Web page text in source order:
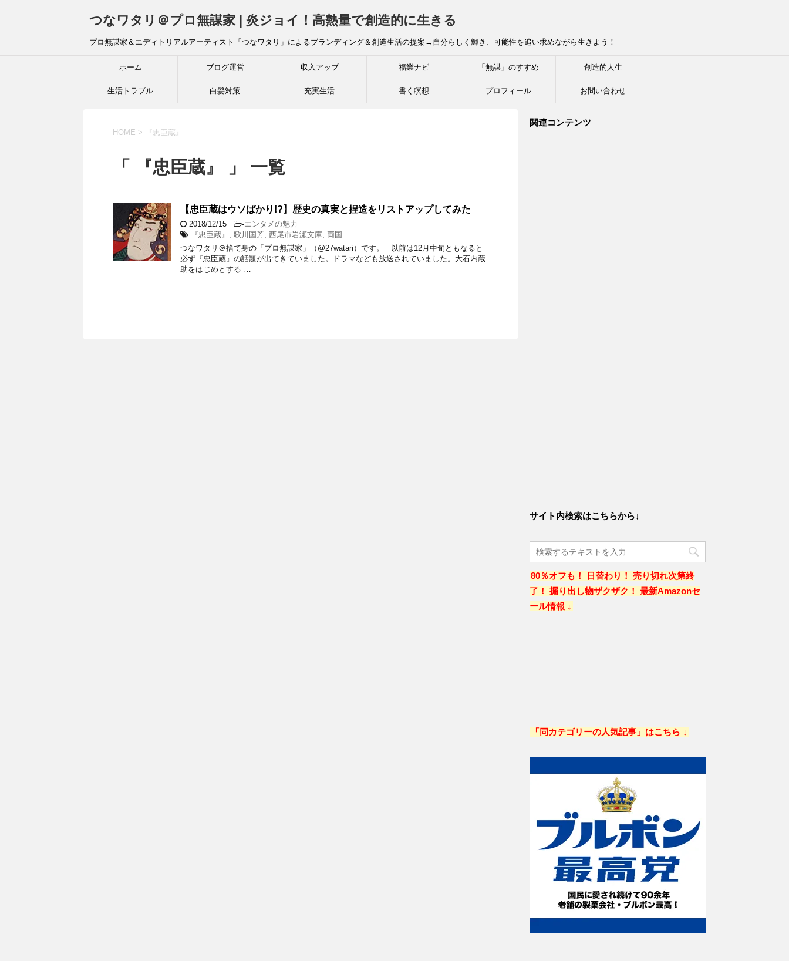
つなワタリ＠プロ無謀家 | 炎ジョイ！高熱量で創造的に生きる
プロ無謀家＆エディトリアルアーティスト「つなワタリ」によるブランディング＆創造生活の提案→自分らしく輝き、可能性を追い求めながら生きよう！
ホーム ブログ運営 収入アップ 福業ナビ 「無謀」のすすめ 創造的人生
生活トラブル 白髪対策 充実生活 書く瞑想 プロフィール お問い合わせ
HOME > 『忠臣蔵』
「 『忠臣蔵』 」 一覧
【忠臣蔵はウソばかり!?】歴史の真実と捏造をリストアップしてみた
2018/12/15 -エンタメの魅力
『忠臣蔵』 , 歌川国芳, 西尾市岩瀬文庫, 両国
つなワタリ＠捨て身の「プロ無謀家」（@27watari）です。 以前は12月中旬ともなると
必ず『忠臣蔵』の話題が出てきていました。ドラマなども放送されていました。大石内蔵
助をはじめとする …
関連コンテンツ
サイト内検索はこちらから↓
80％オフも！ 日替わり！ 売り切れ次第終
了！ 掘り出し物ザクザク！ 最新Amazonセ
ール情報 ↓
「同カテゴリーの人気記事」はこちら ↓